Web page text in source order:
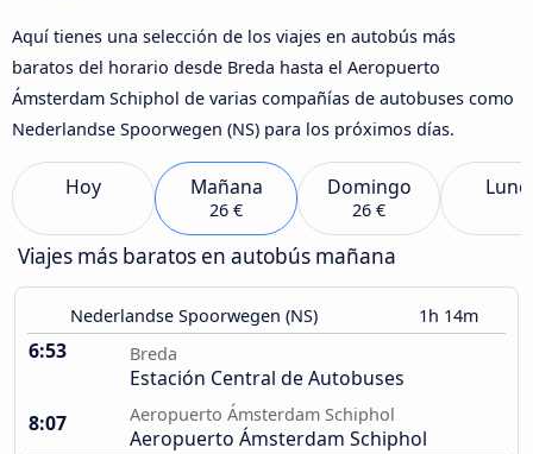
Aquí tienes una selección de los viajes en autobús más
baratos del horario desde Breda hasta el Aeropuerto
Ámsterdam Schiphol de varias compañías de autobuses como
Nederlandse Spoorwegen (NS) para los próximos días.
Hoy Mañana
26 €
Domingo
26 €
Viajes más baratos en autobús mañana
Nederlandse Spoorwegen (NS) 1h 14m
6:53 Breda
Estación Central de Autobuses
8:07
Aeropuerto Ámsterdam Schiphol
Aeropuerto Ámsterdam Schiphol